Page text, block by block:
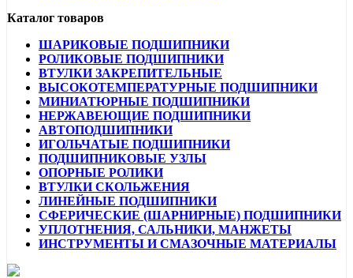
Каталог товаров
ШАРИКОВЫЕ ПОДШИПНИКИ
РОЛИКОВЫЕ ПОДШИПНИКИ
ВТУЛКИ ЗАКРЕПИТЕЛЬНЫЕ
ВЫСОКОТЕМПЕРАТУРНЫЕ ПОДШИПНИКИ
МИНИАТЮРНЫЕ ПОДШИПНИКИ
НЕРЖАВЕЮЩИЕ ПОДШИПНИКИ
АВТОПОДШИПНИКИ
ИГОЛЬЧАТЫЕ ПОДШИПНИКИ
ПОДШИПНИКОВЫЕ УЗЛЫ
ОПОРНЫЕ РОЛИКИ
ВТУЛКИ СКОЛЬЖЕНИЯ
ЛИНЕЙНЫЕ ПОДШИПНИКИ
СФЕРИЧЕСКИЕ (ШАРНИРНЫЕ) ПОДШИПНИКИ
УПЛОТНЕНИЯ, САЛЬНИКИ, МАНЖЕТЫ
ИНСТРУМЕНТЫ И СМАЗОЧНЫЕ МАТЕРИАЛЫ